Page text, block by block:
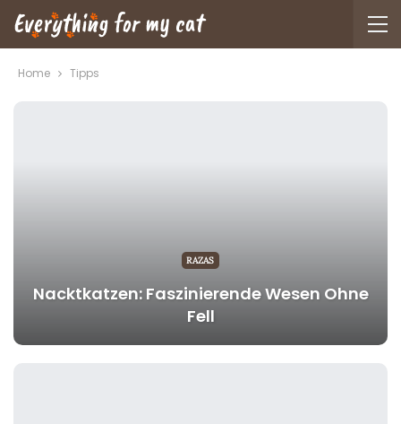
Home Tipps
RAZAS
Nacktkatzen: Faszinierende Wesen Ohne
Fell